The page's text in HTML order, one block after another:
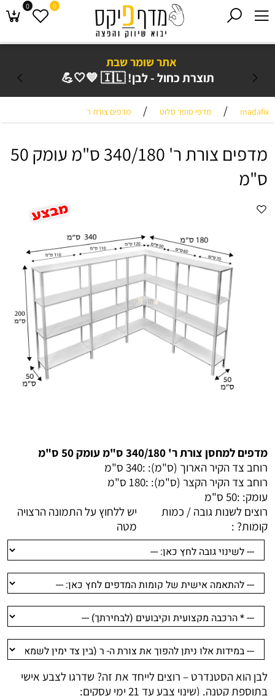
אתר שומר שבת
תוצרת כחול - לבן! 🇮🇱 💙🤍💪
0 0
madafix
/ מדפי סופר סלוט / מדפים צורת ר
מדפים צורת ר' 340/180 ס"מ עומק 50
ס"מ
מדפים למחסן צורת ר' 340/180 ס"מ עומק 50 ס"מ
רוחב צד הקיר הארוך (ס"מ): :340 ס"מ
רוחב צד הקיר הקצר (ס"מ): :180 ס"מ
עומק: :50 ס"מ
רוצים לשנות גובה / כמות
קומות? :
יש ללחוץ על התמונה הרצויה
מטה
לבן הוא הסטנדרט – רוצים לייחד את זה? שדרגו לצבע אישי
בתוספת קטנה. (שינוי צבע עד 21 ימי עסקים: